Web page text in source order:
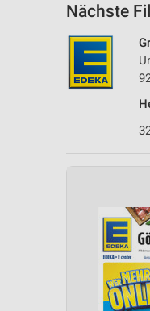
Nächste